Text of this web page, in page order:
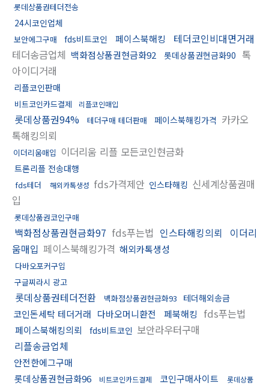
롯데상품권테더전송
24시코인업체
보안에그구매 fds비트코인 페이스북해킹
테더코인비대면거래
테더송금업체 백화점상품권현금화92 롯데상품권현금화90 톡
아이디거래
리플코인판매
비트코인카드결제 리플코인매입
롯데상품권94% 테더구매 테더판매 페이스북해킹가격 카카오
톡해킹의뢰
이더리움매입 이더리움 리플 모든코인현금화
트론리플 전송대행
fds테더 해외카톡생성 fds가격제안 인스타해킹 신세계상품권매
입
롯데상품권코인구매
백화점상품권현금화97 fds푸는법 인스타해킹의뢰
이더리
움매입 페이스북해킹가격 해외카톡생성
다바오포커구입
구글찌라시 광고
롯데상품권테더전환 백화점상품권현금화93 테더해외송금
코인돈세탁 테더거래 다바오머니환전 페북해킹 fds푸는법
페이스북해킹의뢰 fds비트코인 보안라우터구매
리플송금업체
안전한에그구매
롯데상품권현금화96
비트코인카드결제 코인구매사이트
롯데상품